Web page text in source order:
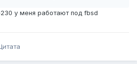
у меня работают под fbsd